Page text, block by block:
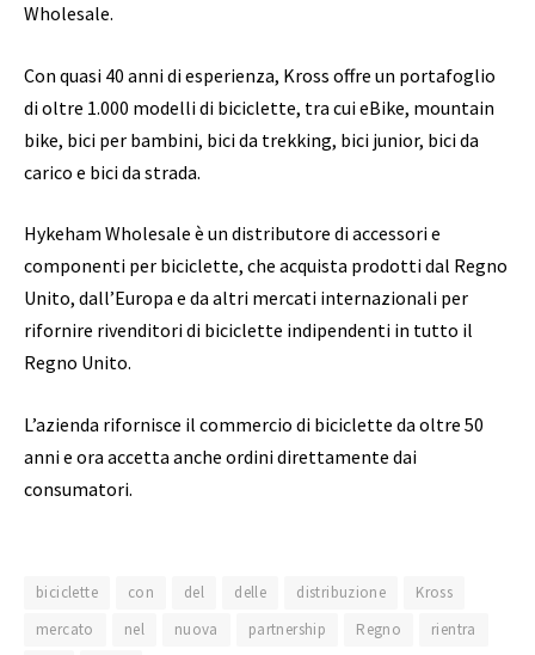
Wholesale.
Con quasi 40 anni di esperienza, Kross offre un portafoglio
di oltre 1.000 modelli di biciclette, tra cui eBike, mountain
bike, bici per bambini, bici da trekking, bici junior, bici da
carico e bici da strada.
Hykeham Wholesale è un distributore di accessori e
componenti per biciclette, che acquista prodotti dal Regno
Unito, dall’Europa e da altri mercati internazionali per
rifornire rivenditori di biciclette indipendenti in tutto il
Regno Unito.
L’azienda rifornisce il commercio di biciclette da oltre 50
anni e ora accetta anche ordini direttamente dai
consumatori.
biciclette con del delle distribuzione
Kross
mercato
nel nuova partnership Regno
rientra